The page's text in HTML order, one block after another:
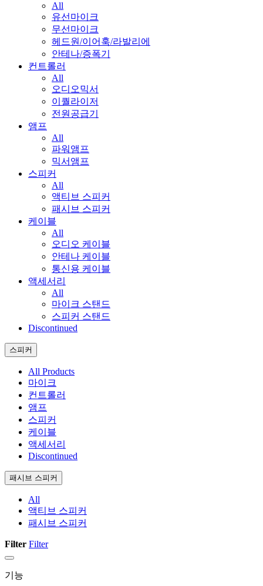
All
유선마이크
무선마이크
헤드원/이어훅/라발리에
안테나/증폭기
컨트롤러
All
오디오믹서
이퀄라이저
전원공급기
앰프
All
파워앰프
믹서앰프
스피커
All
액티브 스피커
패시브 스피커
케이블
All
오디오 케이블
안테나 케이블
통신용 케이블
액세서리
All
마이크 스탠드
스피커 스탠드
Discontinued
스피커
All Products
마이크
컨트롤러
앰프
스피커
케이블
액세서리
Discontinued
패시브 스피커
All
액티브 스피커
패시브 스피커
Filter Filter
기능